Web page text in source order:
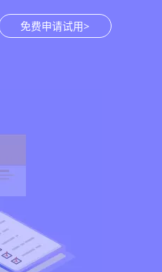
免费申请试用>